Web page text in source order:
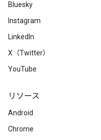
Bluesky
Instagram
LinkedIn
X（Twitter）
YouTube
リソース
Android
Chrome